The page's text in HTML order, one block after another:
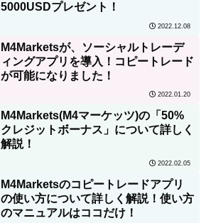
5000USDプレゼント！
2022.12.08
M4Marketsが、ソーシャルトレーデ
ィングアプリを導入！コピートレード
が可能になりました！
2022.01.20
M4Markets(M4マーケッツ)の「50%
クレジットボーナス」について詳しく
解説！
2022.02.05
M4Marketsのコピートレードアプリ
の使い方について詳しく解説！使い方
のマニュアルはココだけ！